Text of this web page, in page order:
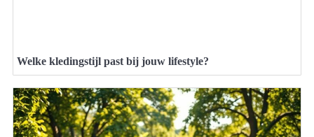
Welke kledingstijl past bij jouw lifestyle?